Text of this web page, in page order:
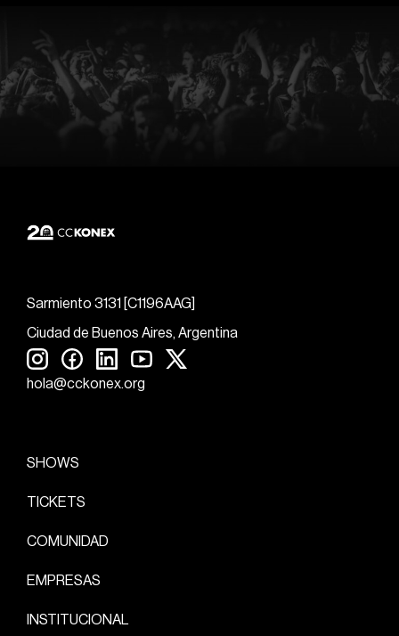
Sarmiento 3131 [C1196AAG]
Ciudad de Buenos Aires, Argentina
hola@cckonex.org
SHOWS
TICKETS
COMUNIDAD
EMPRESAS
INSTITUCIONAL